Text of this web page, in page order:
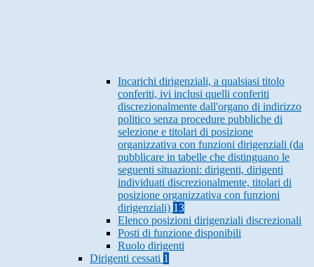
Incarichi dirigenziali, a qualsiasi titolo
conferiti, ivi inclusi quelli conferiti
discrezionalmente dall'organo di indirizzo
politico senza procedure pubbliche di
selezione e titolari di posizione
organizzativa con funzioni dirigenziali (da
pubblicare in tabelle che distinguano le
seguenti situazioni: dirigenti, dirigenti
individuati discrezionalmente, titolari di
posizione organizzativa con funzioni
dirigenziali) 13
Elenco posizioni dirigenziali discrezionali
Posti di funzione disponibili
Ruolo dirigenti
Dirigenti cessati 1